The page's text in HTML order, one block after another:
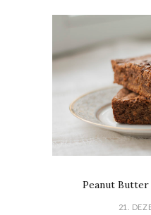
Peanut
21.